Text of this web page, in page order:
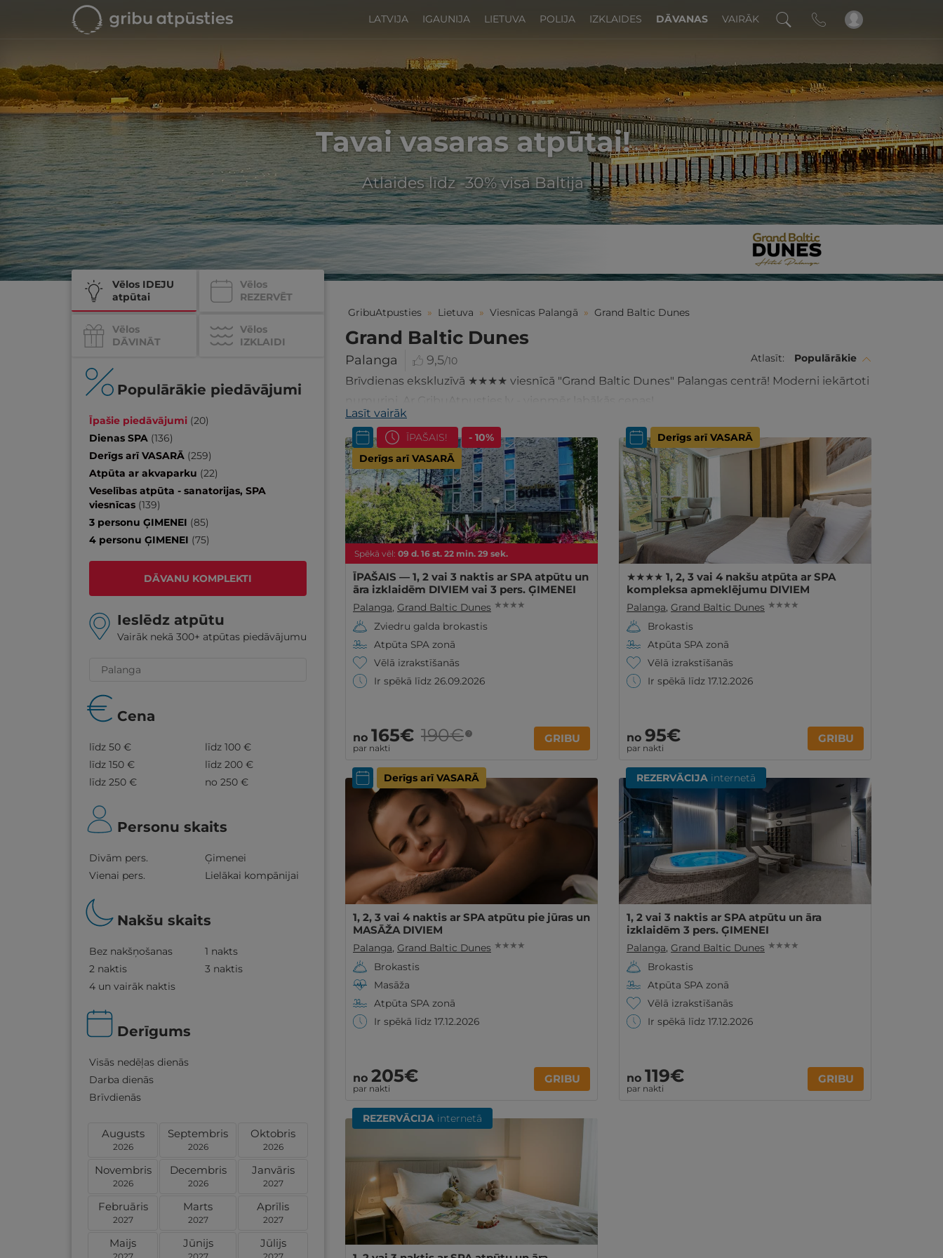
LATVIJA IGAUNIJA LIETUVA POLIJA IZKLAIDES DĀVANAS VAIRĀK
Tavai vasaras atpūtai!
Atlaides līdz -30% visā Baltijā
GribuAtpusties » Lietuva » Viesnīcas Palangā » Grand Baltic Dunes
Vēlos IDEJU
atpūtai
Vēlos
REZERVĒT
Vēlos
DĀVINĀT
Vēlos
IZKLAIDI
Populārākie piedāvājumi
Īpašie piedāvājumi (20)
Dienas SPA (136)
Derīgs arī VASARĀ (259)
Atpūta ar akvaparku (22)
Veselības atpūta - sanatorijas, SPA
viesnīcas (139)
3 personu ĢIMENEI (85)
4 personu ĢIMENEI (75)
DĀVANU KOMPLEKTI
Ieslēdz atpūtu
Vairāk nekā 300+ atpūtas piedāvājumu
Cena
līdz 50 €
līdz 100 €
līdz 150 €
līdz 200 €
līdz 250 €
no 250 €
Personu skaits
Divām pers.
Ģimenei
Vienai pers.
Lielākai kompānijai
Nakšu skaits
Bez nakšņošanas
1 nakts
2 naktis
3 naktis
4 un vairāk naktis
Derīgums
Visās nedēļas dienās
Darba dienās
Brīvdienās
Augusts
2026
Septembris
2026
Oktobris
2026
Novembris
2026
Decembris
2026
Janvāris
2027
Februāris
2027
Marts
2027
Aprīlis
2027
Maijs Jūnijs Jūlijs
Atlasīt: Populārākie
Grand Baltic Dunes
Palanga 9,5/10
Brīvdienas ekskluzīvā ★★★★ viesnīcā "Grand Baltic Dunes" Palangas centrā! Moderni iekārtoti
numuriņi. Ar GribuAtpusties.lv - vienmēr labākās cenas!
Lasīt vairāk
Spēkā vēl: 09 d. 16 st. 22 min. 27 sek.
ĪPAŠAIS!
- 10%
Derīgs arī VASARĀ
ĪPAŠAIS — 1, 2 vai 3 naktis ar SPA atpūtu un
āra izklaidēm DIVIEM vai 3 pers. ĢIMENEI
Palanga, Grand Baltic Dunes ★ ★ ★ ★
Zviedru galda brokastis
Atpūta SPA zonā
Vēlā izrakstīšanās
Ir spēkā līdz 26.09.2026
no 165€
par nakti
190€ ? GRIBU
Derīgs arī VASARĀ
★★★★ 1, 2, 3 vai 4 nakšu atpūta ar SPA
kompleksa apmeklējumu DIVIEM
Palanga, Grand Baltic Dunes ★ ★ ★ ★
Brokastis
Atpūta SPA zonā
Vēlā izrakstīšanās
Ir spēkā līdz 17.12.2026
no 95€
par nakti
GRIBU
Derīgs arī VASARĀ
1, 2, 3 vai 4 naktis ar SPA atpūtu pie jūras un
MASĀŽA DIVIEM
Palanga, Grand Baltic Dunes ★ ★ ★ ★
Brokastis
Masāža
Atpūta SPA zonā
Ir spēkā līdz 17.12.2026
no 205€
par nakti
GRIBU
REZERVĀCIJA internetā
1, 2 vai 3 naktis ar SPA atpūtu un āra
izklaidēm 3 pers. ĢIMENEI
Palanga, Grand Baltic Dunes ★ ★ ★ ★
Brokastis
Atpūta SPA zonā
Vēlā izrakstīšanās
Ir spēkā līdz 17.12.2026
no 119€
par nakti
GRIBU
REZERVĀCIJA internetā